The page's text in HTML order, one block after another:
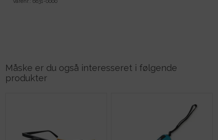
Måske er du også interesseret i følgende
produkter